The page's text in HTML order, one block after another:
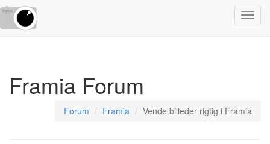
Framia Forum
Forum Framia Vende billeder rigtig i Framia